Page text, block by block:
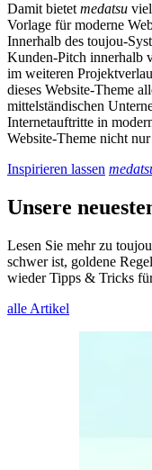
Damit bietet medatsu
Vorlage für moderne
Innerhalb des toujou-
Kunden-Pitch innerhalb
im weiteren
dieses Website-Theme
mittelständischen
Internetauftritte in
Website-Theme nicht
Inspirieren lassen
Unsere
Lesen Sie mehr zu
schwer ist, goldene
wieder Tipps & Tricks
alle Artikel